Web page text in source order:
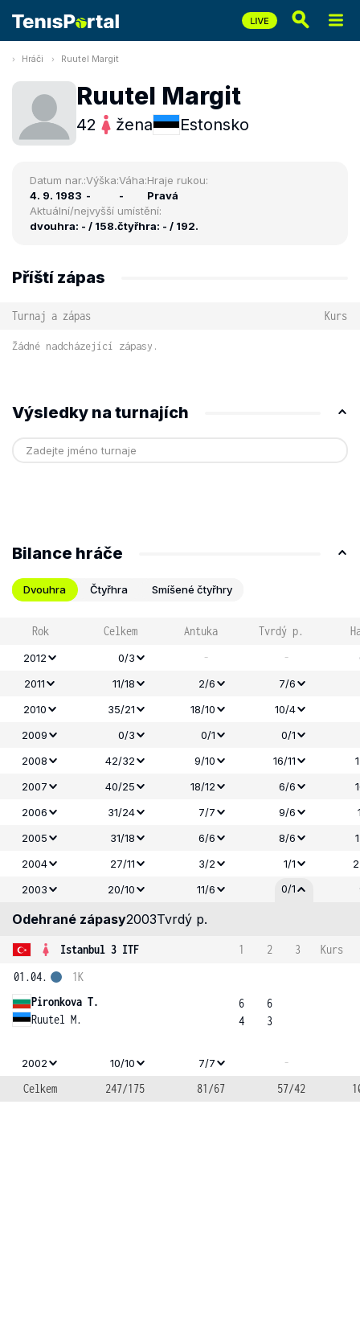
Hráči Ruutel Margit
Ruutel Margit
42 žena Estonsko
Datum nar.:
4. 9. 1983
Výška:
-
Váha:
-
Hraje rukou:
Pravá
Aktuální/nejvyšší umístění:
dvouhra: - / 158.čtyřhra: - / 192.
Příští zápas
Turnaj a zápas Kurs
Žádné nadcházející zápasy.
Výsledky na turnajích
Bilance hráče
Dvouhra Čtyřhra Smíšené čtyřhry
Rok Celkem Antuka Tvrdý p.
2012 0/3 - -
2011
11/18 2/6 7/6
2010
35/21 18/10 10/4
2009
0/3 0/1
0/1
2008
42/32 9/10 16/11
2007
40/25 18/12 6/6
2006
31/24 7/7 9/6
2005
31/18 6/6 8/6
2004
27/11 3/2 1/1
2003
20/10 11/6 0/1
Odehrané zápasy2003Tvrdý p.
Istanbul 3 ITF 1 2 3
Kurs
01.04.
Pironkova T.
Ruutel M.
1K
6
4
6
3
2002 10/10 7/7 -
Celkem 247/175 81/67 57/42